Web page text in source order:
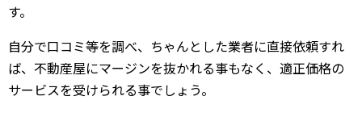
す。
自分で口コミ等を調べ、ちゃんとした業者に直接依頼すれ
ば、不動産屋にマージンを抜かれる事もなく、適正価格の
サービスを受けられる事でしょう。